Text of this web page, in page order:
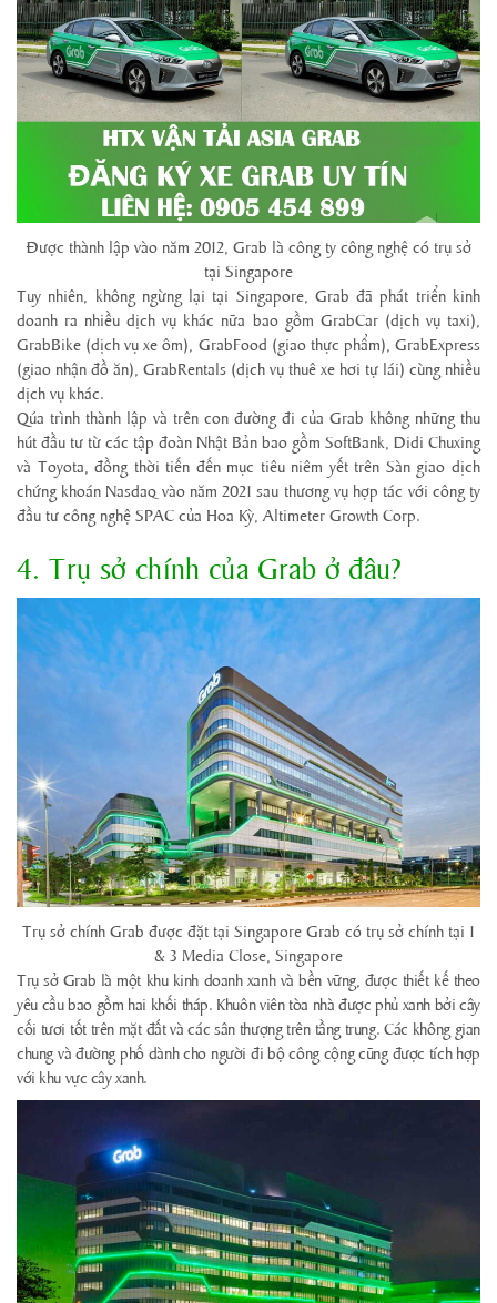
Được thành lập vào năm 2012, Grab là công ty công nghệ có trụ sở
tại Singapore
Tuy nhiên, không ngừng lại tại Singapore, Grab đã phát triển kinh
doanh ra nhiều dịch vụ khác nữa bao gồm GrabCar (dịch vụ taxi),
GrabBike (dịch vụ xe ôm), GrabFood (giao thực phẩm), GrabExpress
(giao nhận đồ ăn), GrabRentals (dịch vụ thuê xe hơi tự lái) cùng nhiều
dịch vụ khác.
Qúa trình thành lập và trên con đường đi của Grab không những thu
hút đầu tư từ các tập đoàn Nhật Bản bao gồm SoftBank, Didi Chuxing
và Toyota, đồng thời tiến đến mục tiêu niêm yết trên Sàn giao dịch
chứng khoán Nasdaq vào năm 2021 sau thương vụ hợp tác với công ty
đầu tư công nghệ SPAC của Hoa Kỳ, Altimeter Growth Corp.
4. Trụ sở chính của Grab ở đâu?
Trụ sở chính Grab được đặt tại Singapore Grab có trụ sở chính tại 1
& 3 Media Close, Singapore
Trụ sở Grab là một khu kinh doanh xanh và bền vững, được thiết kế theo
yêu cầu bao gồm hai khối tháp. Khuôn viên tòa nhà được phủ xanh bởi cây
cối tươi tốt trên mặt đất và các sân thượng trên tầng trung. Các không gian
chung và đường phố dành cho người đi bộ công cộng cũng được tích hợp
với khu vực cây xanh.